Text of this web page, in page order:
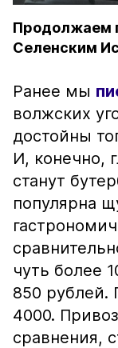
Продолжаем
Селенским
Ранее мы
волжских
достойны
И, конечно,
станут
популярна
чуть более
850 рублей.
4000.
сравнения,